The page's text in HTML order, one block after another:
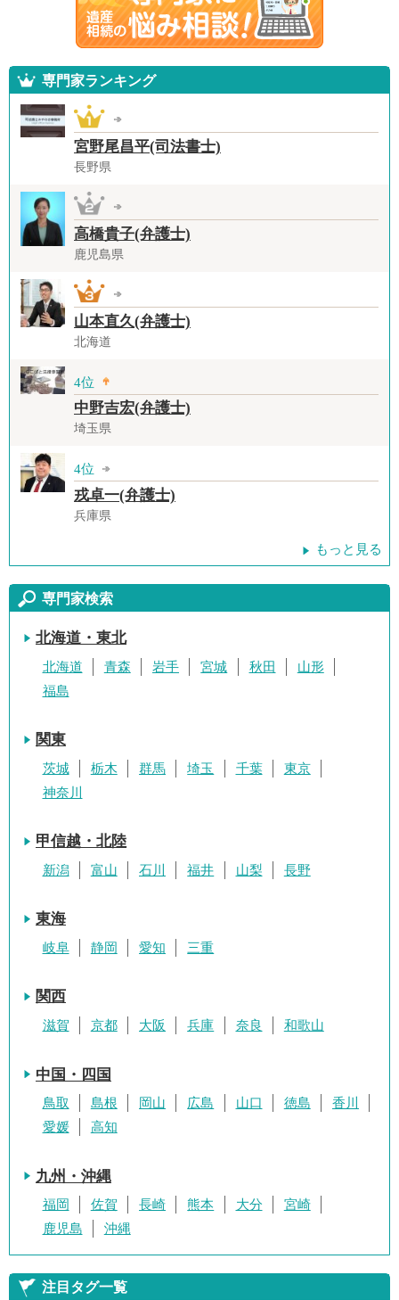
専門家ランキング
宮野尾昌平(司法書士)
長野県
高橋貴子(弁護士)
鹿児島県
山本直久(弁護士)
北海道
4位
中野吉宏(弁護士)
埼玉県
4位
戎卓一(弁護士)
兵庫県
もっと見る
専門家検索
北海道・東北
北海道 青森 岩手 宮城 秋田
山形
福島
関東
茨城 栃木 群馬 埼玉 千葉
東京
神奈川
甲信越・北陸
新潟 富山 石川 福井 山梨 長野
東海
岐阜 静岡 愛知 三重
関西
滋賀 京都 大阪 兵庫 奈良 和歌山
中国・四国
鳥取 島根 岡山 広島 山口 徳島
香川
愛媛
高知
九州・沖縄
福岡 佐賀 長崎 熊本 大分
宮崎
鹿児島
沖縄
注目タグ一覧